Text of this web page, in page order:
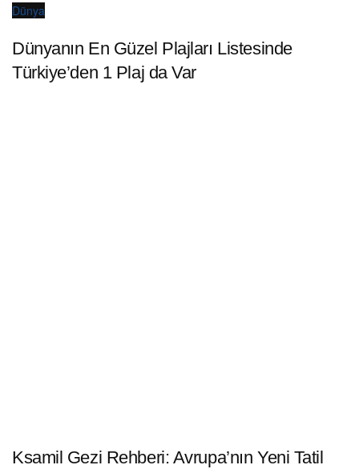
Dünya
Dünyanın En Güzel Plajları Listesinde
Türkiye’den 1 Plaj da Var
Ksamil Gezi Rehberi: Avrupa’nın Yeni Tatil